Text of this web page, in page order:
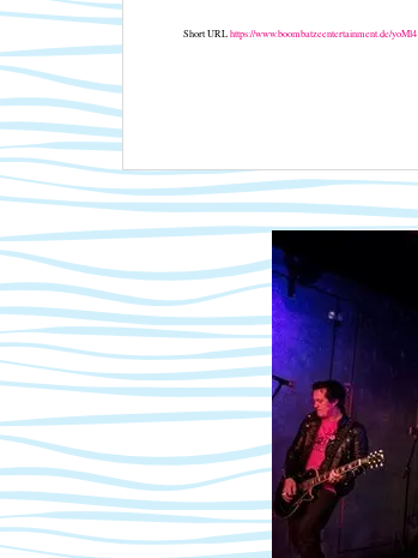
Short URLhttps://www.boombatzeentertainment.de/yoMl4